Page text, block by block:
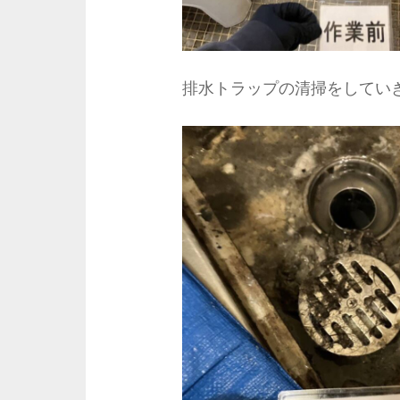
排水トラップの清掃をしてい